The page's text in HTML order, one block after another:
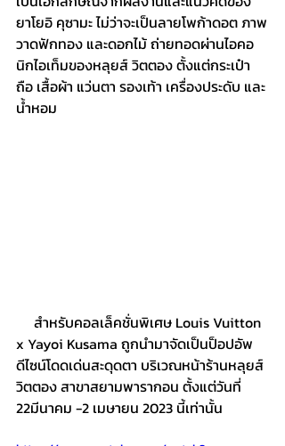
ยาโยอิ คุซามะ ไม่ว่าจะเป็นลายโพก้าดอต ภาพ
วาดฟักทอง และดอกไม้ ถ่ายทอดผ่านไอคอ
นิกไอเท็มของหลุยส์ วิตตอง ตั้งแต่กระเป๋า
ถือ เสื้อผ้า แว่นตา รองเท้า เครื่องประดับ และ
น้ำหอม
x Yayoi Kusama ถูกนำมาจัดเป็นป็อปอัพ
ดีไซน์โดดเด่นสะดุดตา บริเวณหน้าร้านหลุยส์
วิตตอง สาขาสยามพารากอน ตั้งแต่วันที่
22มีนาคม -2 เมษายน 2023 นี้เท่านั้น